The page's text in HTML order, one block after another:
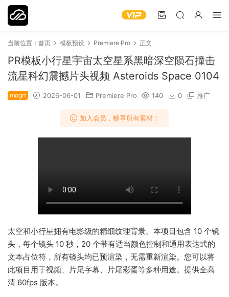
当前位置： 首页 模板预设 Premiere Pro 正文
PR模板小行星宇宙太空星系黑暗深空陨石撞击
流星科幻震撼片头视频 Asteroids Space 0104
mogrt 2026-06-01 Premiere Pro 140 0 推广
加入会员，畅享所有素材！
太空和小行星拥有电影级的精细纹理背景。本项目包含 10 个镜
头，每个镜头 10 秒，20 个带有适当颜色控制和通用表达式的
文本占位符，所有镜头均已预渲染，无需重新渲染。您可以将
此项目用于视频、片尾字幕、片尾彩蛋等多种用途。提供全高
清 60fps 版本。